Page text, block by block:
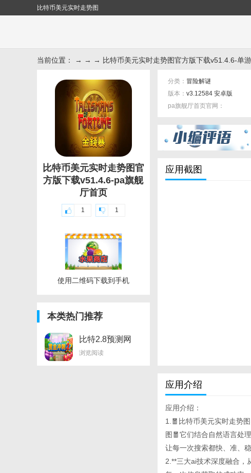
比特币美元实时走势图
当前位置： → → → 比特币美元实时走势图官方版下载v51.4.6-单
比特币美元实时走势图官
方版下载v51.4.6-pa旗舰
厅首页
1 1
使用二维码下载到手机
本类热门推荐
比特2.8预测网
浏览阅读
分类： 冒险解谜
版本： v3.12584 安卓版
pa旗舰厅首页官网：
应用截图
应用介绍
应用介绍：
1.🧧比特币美元实时走势
图🧧它们结合自然语言处
让每一次搜索都快、准、
2.**三大ai技术深度融合，